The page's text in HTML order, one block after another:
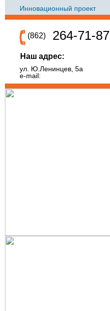
Инновационный проект
(862) 264-71-87
Наш адрес:
ул. Ю.Ленинцев, 5а
e-mail: